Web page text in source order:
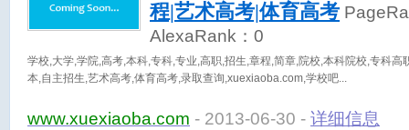
程|艺术高考|体育高考
AlexaRank： 0
学校,大学,学院,高考,本科,专科,专业,高职,招生,章程,简章,院校,本科院校,专科高
本,自主招生,艺术高考,体育高考,录取查询,xuexiaoba.com,学校吧
www.xuexiaoba.com - 2013-06-30 - 详细信息